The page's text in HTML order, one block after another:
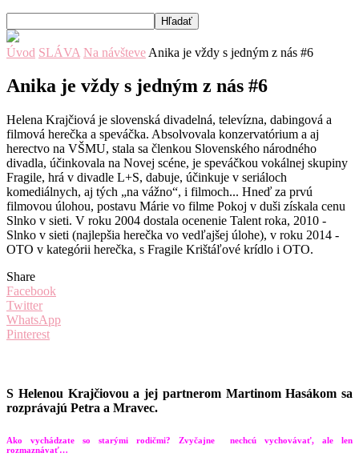
Úvod SLÁVA Na návšteve Anika je vždy s jedným z nás #6
Anika je vždy s jedným z nás #6
Helena Krajčiová je slovenská divadelná, televízna, dabingová a
filmová herečka a speváčka. Absolvovala konzervatórium a aj
herectvo na VŠMU, stala sa členkou Slovenského národného
divadla, účinkovala na Novej scéne, je speváčkou vokálnej skupiny
Fragile, hrá v divadle L+S, dabuje, účinkuje v seriáloch
komediálnych, aj tých „na vážno“, i filmoch... Hneď za prvú
filmovou úlohou, postavu Márie vo filme Pokoj v duši získala cenu
Slnko v sieti. V roku 2004 dostala ocenenie Talent roka, 2010 -
Slnko v sieti (najlepšia herečka vo vedľajšej úlohe), v roku 2014 -
OTO v kategórii herečka, s Fragile Krištáľové krídlo i OTO.
Share
Facebook
Twitter
WhatsApp
Pinterest
S Helenou Krajčiovou a jej partnerom Martinom Hasákom sa
rozprávajú Petra a Mravec.
Ako vychádzate so starými rodičmi? Zvyčajne nechcú vychovávať, ale len
rozmaznávať…